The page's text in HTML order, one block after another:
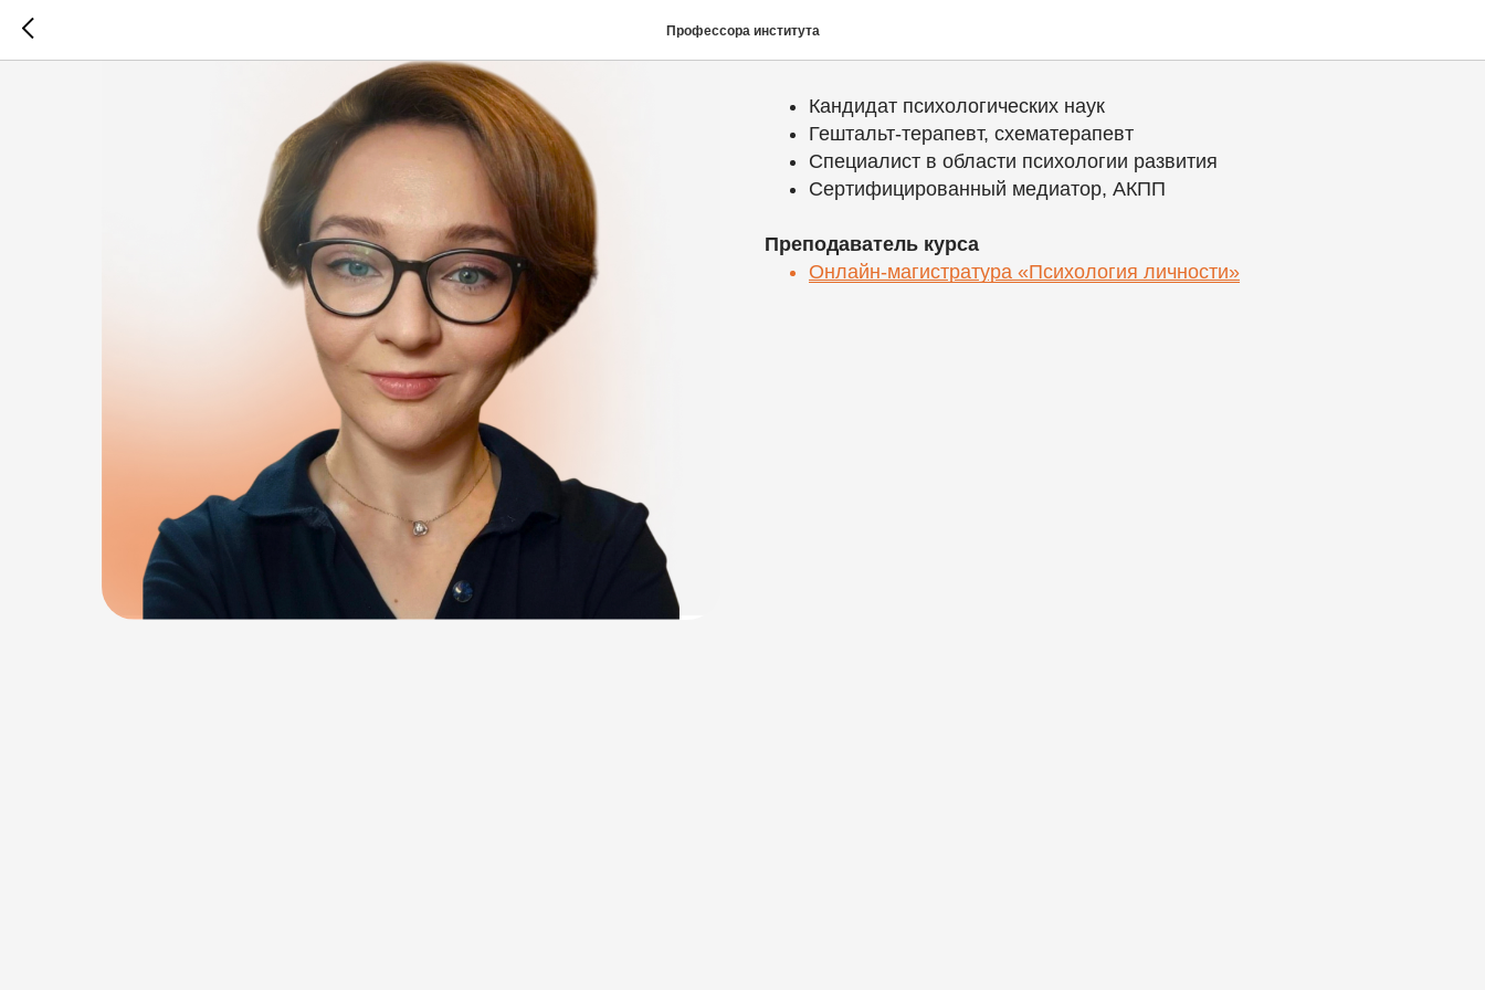
Профессора институтаОганесян Алиса
Кандидат психологических наук
Гештальт-терапевт, схематерапевт
Специалист в области психологии развития
Сертифицированный медиатор, АКПП
Преподаватель курса
Онлайн-магистратура «Психология личности»